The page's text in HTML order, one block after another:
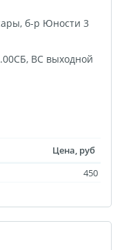
, б-р Юности 3
ВС выходной
Цена, руб
450